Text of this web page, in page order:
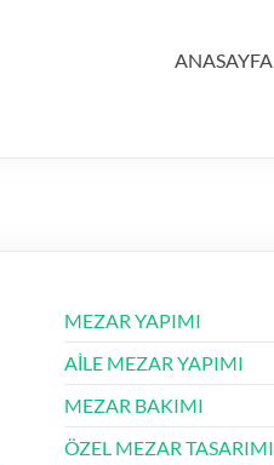
ANASAYFA
MEZAR YAPIMI
AİLE MEZAR YAPIMI
MEZAR BAKIMI
ÖZEL MEZAR TASARIMI